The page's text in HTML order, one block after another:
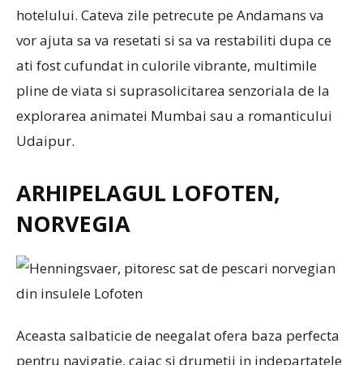
hotelului. Cateva zile petrecute pe Andamans va
vor ajuta sa va resetati si sa va restabiliti dupa ce
ati fost cufundat in culorile vibrante, multimile
pline de viata si suprasolicitarea senzoriala de la
explorarea animatei Mumbai sau a romanticului
Udaipur.
ARHIPELAGUL LOFOTEN,
NORVEGIA
Aceasta salbaticie de neegalat ofera baza perfecta
pentru navigatie, caiac si drumetii in indepartatele